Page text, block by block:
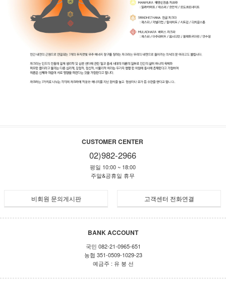
CUSTOMER CENTER
02)982-2966
평일 10:00 ~ 18:00
주말&공휴일 휴무
고객센터 전화연결
비회원 문의게시판
BANK ACCOUNT
국민 082-21-0965-651
농협 351-0509-1029-23
예금주 : 유 붕 선